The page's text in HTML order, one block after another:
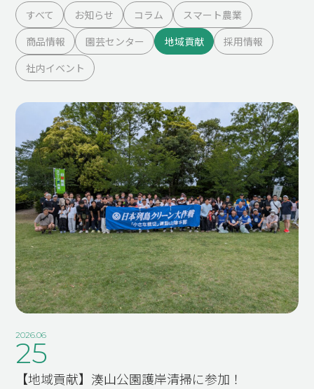
すべて お知らせ コラム
スマート農業
商品情報
園芸センター 地域貢献
採用情報
社内イベント
2026.06
25
【地域貢献】湊山公園護岸清掃に参加！